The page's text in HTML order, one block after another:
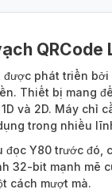
QRCode
được phát triển bởi
Thiết bị mang
và 2D. Máy chỉ
trong nhiều
Y80 trước đó,
32-bit mạnh mẽ
cách mượt mà.